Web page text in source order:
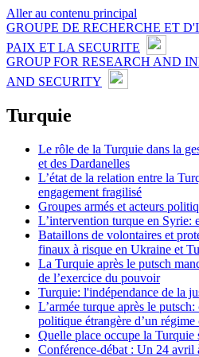
Aller au contenu principal
GROUPE DE RECHERCHE ET
PAIX ET LA SECURITE
GROUP FOR RESEARCH AND
AND SECURITY
Turquie
Le rôle de la Turquie dans la
et des Dardanelles
L’état de la relation entre la
engagement fragilisé
Groupes armés et acteurs
L’intervention turque en Syrie:
Bataillons de volontaires et
finaux à risque en Ukraine et
La Turquie après le putsch
de l’exercice du pouvoir
Turquie: l'indépendance de la
L’armée turque après le
politique étrangère d’un régime
Quelle place occupe la Turquie
Conférence-débat : Un 24 avril